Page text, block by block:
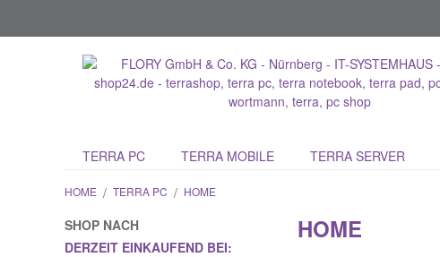
TERRA PC TERRA MOBILE TERRA SERVER
HOME / TERRA PC / HOME
SHOP NACH
DERZEIT EINKAUFEND BEI:
HOME